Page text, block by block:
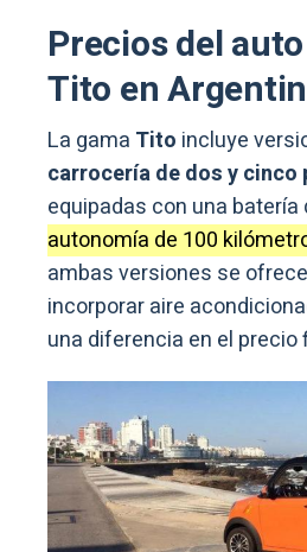
Precios del
Tito en
La gama Tito incluye
carrocería de dos y cinco
equipadas con una batería
autonomía de 100
ambas versiones se
incorporar aire
una diferencia en el precio